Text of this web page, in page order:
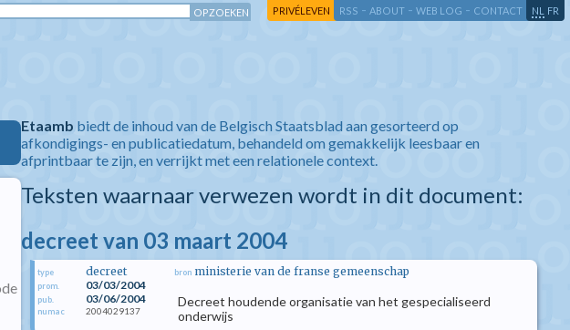
PRIVÉLEVEN RSS - ABOUT - WEB LOG - CONTACT NL FR
Etaamb biedt de inhoud van de Belgisch Staatsblad aan gesorteerd op
afkondigings- en publicatiedatum, behandeld om gemakkelijk leesbaar en
afprintbaar te zijn, en verrijkt met een relationele context.
Teksten waarnaar verwezen wordt in dit document:
decreet van 03 maart 2004
type decreet
prom. 03/03/2004
pub. 03/06/2004
numac 2004029137
bron ministerie van de franse gemeenschap
Decreet houdende organisatie van het gespecialiseerd
onderwijs